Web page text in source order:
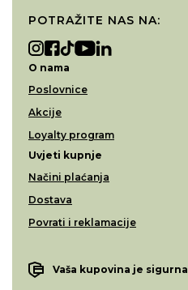
POTRAŽITE NAS NA:
O nama
Poslovnice
Akcije
Loyalty program
Uvjeti kupnje
Načini plaćanja
Dostava
Povrati i reklamacije
Vaša kupovina je sigurna